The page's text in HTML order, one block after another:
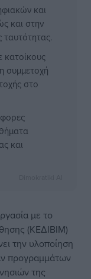
και
και στην
ταυτότητας.
κατοίκους
συμμετοχή
στο
και
με το
(ΚΕΔΙΒΙΜ)
την υλοποίηση
προγραμμάτων
της